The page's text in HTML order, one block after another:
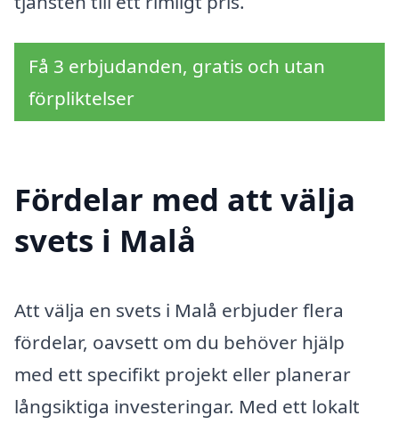
Få 3 erbjudanden, gratis och utan
förpliktelser
Fördelar med att välja
svets i Malå
Att välja en svets i Malå erbjuder flera
fördelar, oavsett om du behöver hjälp
med ett specifikt projekt eller planerar
långsiktiga investeringar. Med ett lokalt